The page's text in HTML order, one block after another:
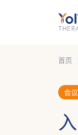
首页
会